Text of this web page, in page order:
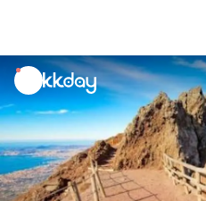
unread
notifications